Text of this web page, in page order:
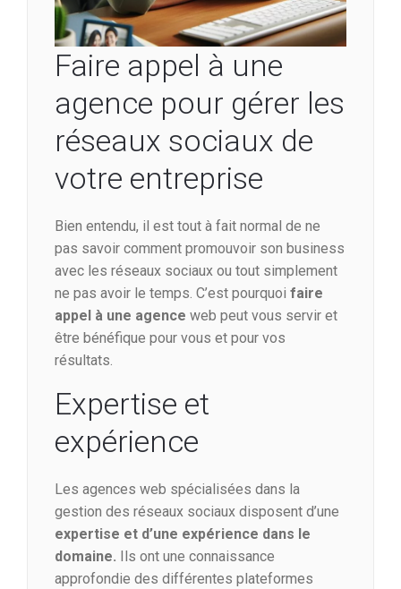
Faire appel à une
agence pour gérer les
réseaux sociaux de
votre entreprise
Bien entendu, il est tout à fait normal de ne
pas savoir comment promouvoir son business
avec les réseaux sociaux ou tout simplement
ne pas avoir le temps. C’est pourquoi faire
appel à une agence web peut vous servir et
être bénéfique pour vous et pour vos
résultats.
Expertise et
expérience
Les agences web spécialisées dans la
gestion des réseaux sociaux disposent d’une
expertise et d’une expérience dans le
domaine. Ils ont une connaissance
approfondie des différentes plateformes